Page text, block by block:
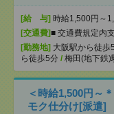
[給 与] 時給1,500円～
[交通費]■ 交通費規定内
[勤務地] 大阪駅から徒歩
ら徒歩5分 / 梅田(地下鉄)
＜時給1,500円～
モク仕分け[派遣]